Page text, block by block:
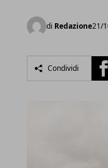
di Redazione21/
Condividi